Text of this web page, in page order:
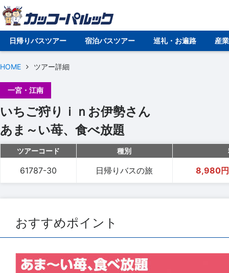
日帰りバスツアー 宿泊バスツアー 巡礼・お遍路 産
HOME ツアー詳細
一宮・江南
いちご狩りｉｎお伊勢さん
あま～い苺、食べ放題
ツアーコード 種別
61787-30 日帰りバスの旅 8,980
おすすめポイント